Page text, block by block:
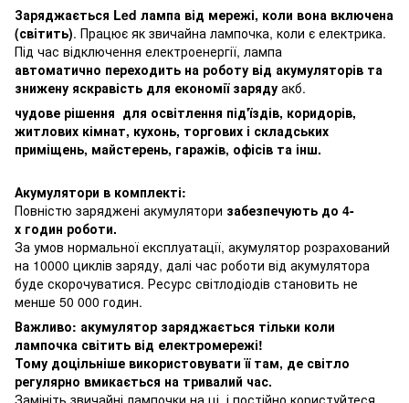
Заряджається Led лампа від мережі, коли вона включена
(світить). Працює як звичайна лампочка, коли є електрика.
Під час відключення електроенергії, лампа
автоматично переходить на роботу від акумуляторів та
знижену яскравість для економії заряду акб.
чудове рішення для освітлення під'їздів, коридорів,
житлових кімнат, кухонь, торгових і складських
приміщень, майстерень, гаражів, офісів та інш.
Акумулятори в комплекті:
Повністю заряджені акумулятори забезпечують до 4-
х годин роботи.
За умов нормальної експлуатації, акумулятор розрахований
на 10000 циклів заряду, далі час роботи від акумулятора
буде скорочуватися. Ресурс світлодіодів становить не
менше 50 000 годин.
Важливо: акумулятор заряджається тільки коли
лампочка світить від електромережі!
Тому доцільніше використовувати її там, де світло
регулярно вмикається на тривалий час.
Замініть звичайні лампочки на ці, і постійно користуйтеся,